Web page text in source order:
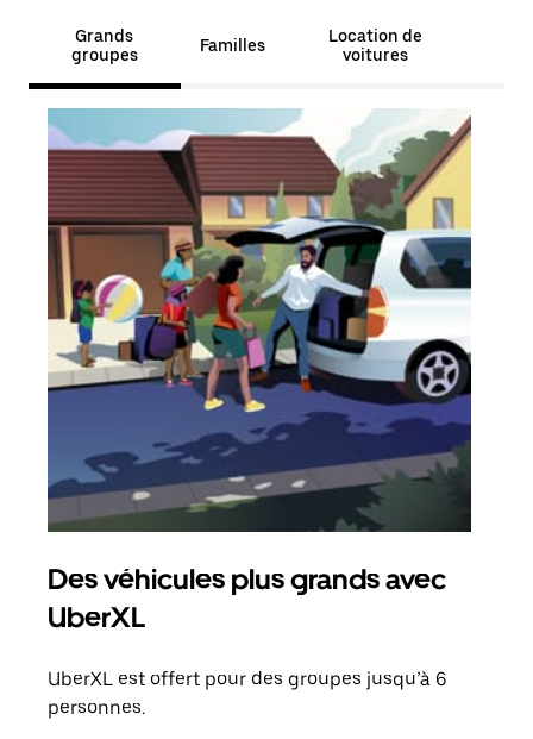
Grands
groupes
Familles
Location de
voitures
Des véhicules plus grands avec
UberXL
UberXL est offert pour des groupes jusqu’à 6
personnes.